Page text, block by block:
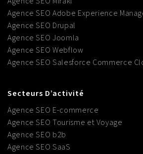
Agence SEO Adobe Experience
Agence SEO Drupal
Agence SEO Joomla
Agence SEO Webflow
Agence SEO Salesforce Commerce
Secteurs D’activité
Agence SEO E-commerce
Agence SEO Tourisme et Voyage
Agence SEO b2b
Agence SEO SaaS